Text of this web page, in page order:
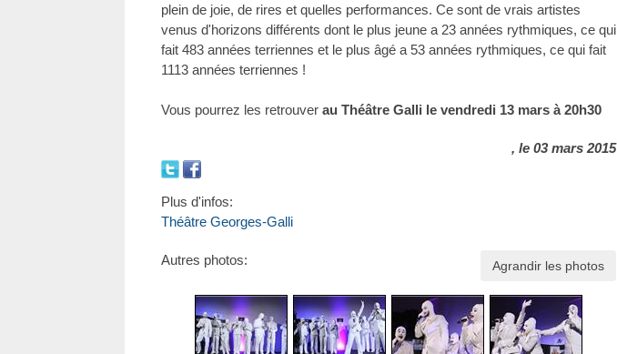
plein de joie, de rires et quelles performances. Ce sont de vrais artistes
venus d'horizons différents dont le plus jeune a 23 années rythmiques, ce qui
fait 483 années terriennes et le plus âgé a 53 années rythmiques, ce qui fait
1113 années terriennes !
Vous pourrez les retrouver au Théâtre Galli le vendredi 13 mars à 20h30
, le 03 mars 2015
Plus d'infos:
Théâtre Georges-Galli
Agrandir les photos
Autres photos: